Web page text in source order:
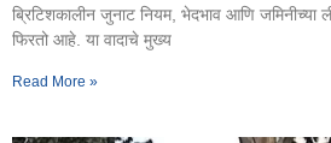
ब्रिटिशकालीन जुनाट नियम, भेदभाव आणि जमिनीच्या
फिरतो आहे. ​या वादाचे मुख्य
Read More »